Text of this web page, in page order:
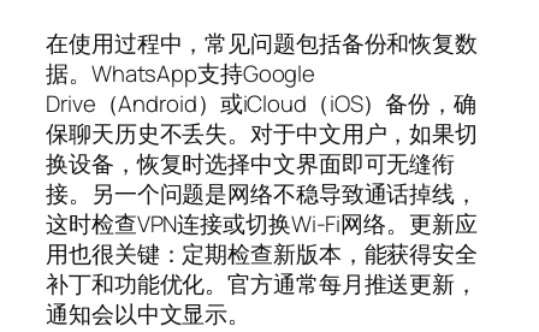
在使用过程中，常见问题包括备份和恢复数
据。WhatsApp支持Google
Drive（Android）或iCloud（iOS）备份，确
保聊天历史不丢失。对于中文用户，如果切
换设备，恢复时选择中文界面即可无缝衔
接。另一个问题是网络不稳导致通话掉线，
这时检查VPN连接或切换Wi-Fi网络。更新应
用也很关键：定期检查新版本，能获得安全
补丁和功能优化。官方通常每月推送更新，
通知会以中文显示。